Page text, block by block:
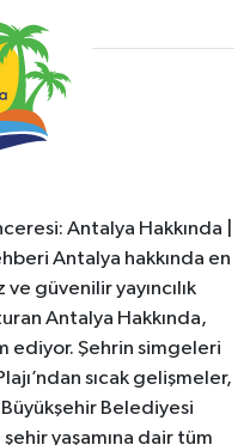
Antalya Hakkında |
Antalya hakkında en
güvenilir yayıncılık
Antalya Hakkında,
ediyor. Şehrin simgeleri
sıcak gelişmeler,
Belediyesi
yaşamına dair tüm